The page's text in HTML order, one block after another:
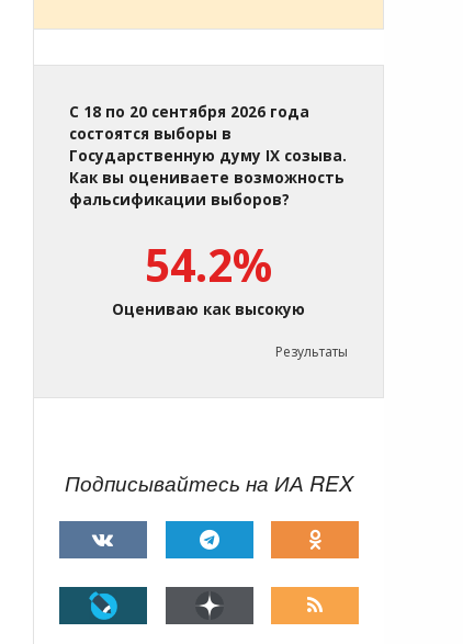
С 18 по 20 сентября 2026 года
состоятся выборы в
Государственную думу IX созыва.
Как вы оцениваете возможность
фальсификации выборов?
54.2%
Оцениваю как высокую
Результаты
Подписывайтесь на ИА REX